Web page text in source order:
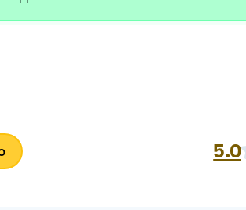
5.0